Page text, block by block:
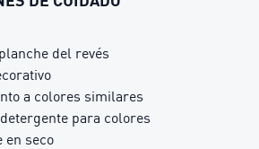
del revés
a colores similares
para colores
en seco